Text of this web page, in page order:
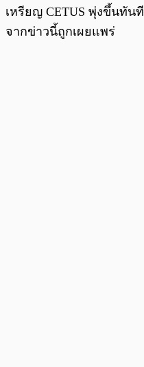
เหรียญ CETUS พุ่งขึ้นทัน
จากข่าวนี้ถูกเผยแพร่